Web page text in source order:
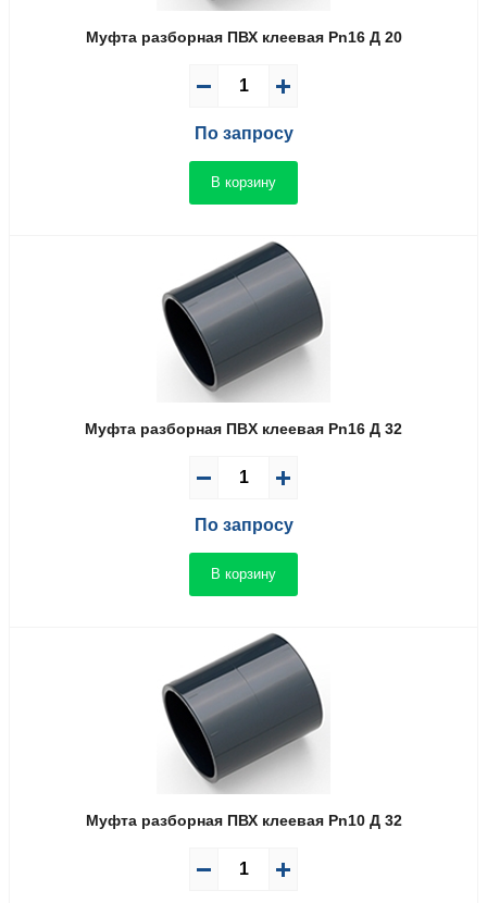
Муфта разборная ПВХ клеевая Pn16 Д 20
По запросу
В корзину
Муфта разборная ПВX клеевая Pn16 Д 32
По запросу
В корзину
Муфта разборная ПВХ клеевая Pn10 Д 32